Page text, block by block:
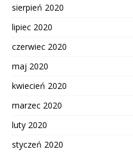
sierpień 2020
lipiec 2020
czerwiec 2020
maj 2020
kwiecień 2020
marzec 2020
luty 2020
styczeń 2020